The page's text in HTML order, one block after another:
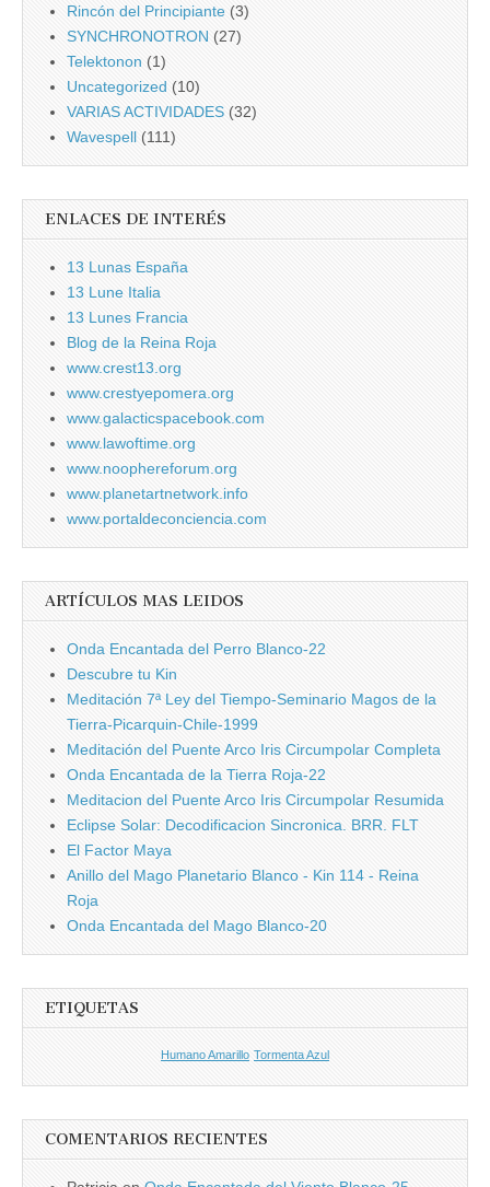
Rincón del Principiante (3)
SYNCHRONOTRON (27)
Telektonon (1)
Uncategorized (10)
VARIAS ACTIVIDADES (32)
Wavespell (111)
ENLACES DE INTERÉS
13 Lunas España
13 Lune Italia
13 Lunes Francia
Blog de la Reina Roja
www.crest13.org
www.crestyepomera.org
www.galacticspacebook.com
www.lawoftime.org
www.noophereforum.org
www.planetartnetwork.info
www.portaldeconciencia.com
ARTÍCULOS MAS LEIDOS
Onda Encantada del Perro Blanco-22
Descubre tu Kin
Meditación 7ª Ley del Tiempo-Seminario Magos de la
Tierra-Picarquin-Chile-1999
Meditación del Puente Arco Iris Circumpolar Completa
Onda Encantada de la Tierra Roja-22
Meditacion del Puente Arco Iris Circumpolar Resumida
Eclipse Solar: Decodificacion Sincronica. BRR. FLT
El Factor Maya
Anillo del Mago Planetario Blanco - Kin 114 - Reina
Roja
Onda Encantada del Mago Blanco-20
ETIQUETAS
Humano Amarillo Tormenta Azul
COMENTARIOS RECIENTES